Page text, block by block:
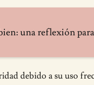
una reflexión
debido a su uso